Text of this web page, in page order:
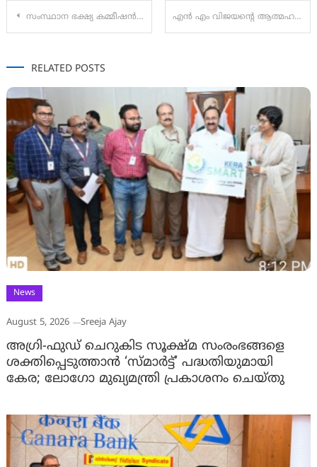
Post
സംസ്ഥാന ഭക്ഷ്യ കമ്മീഷൻ: പുതിയ മെമ്പർമാർ സത്യപ്രതിജ്ഞ ചെയ്ത് ചുമതലയേറ്റു എൻ എം വിജയൻ്റെ ആത്മഹത്യ : ഐസി ബാലകൃഷ്ണൻ എംഎൽഎ ഒന്നാംപ്രതി, കുറ്റപത്രം സമർപ്പിച്ചു
RELATED POSTS
News
August 5, 2026 Sreeja Ajay
അഗ്രി-ഫുഡ് ചെറുകിട സൂക്ഷ്മ സംരംഭങ്ങളെ
ശക്തിപ്പെടുത്താന്‍ ‘സ്മാര്‍ട്ട്’ പദ്ധതിയുമായി
കേര; ലോഗോ മുഖ്യമന്ത്രി പ്രകാശനം ചെയ്തു